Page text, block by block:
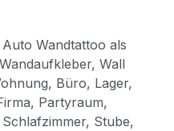
Wandtattoo als
Wall
Büro, Lager,
Partyraum,
Stube,